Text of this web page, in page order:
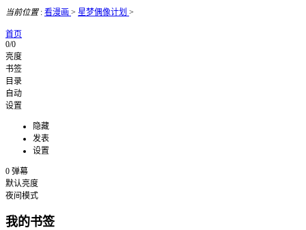
当前位置: 看漫画 > 星梦偶像计划 >
首页
0/0
亮度
书签
目录
自动
设置
隐藏
发表
设置
0 弹幕
默认亮度
夜间模式
我的书签